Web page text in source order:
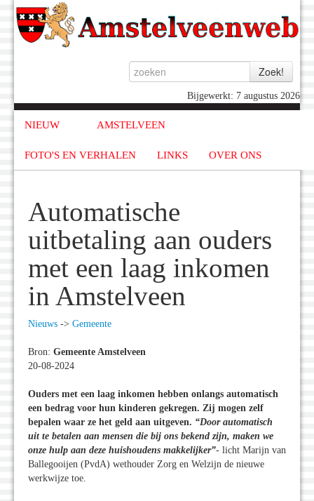
Bijgewerkt: 7 augustus 2026
NIEUW AMSTELVEEN
FOTO'S EN VERHALEN LINKS OVER ONS
Automatische
uitbetaling aan ouders
met een laag inkomen
in Amstelveen
Nieuws -> Gemeente
Bron: Gemeente Amstelveen
20-08-2024
Ouders met een laag inkomen hebben onlangs automatisch
een bedrag voor hun kinderen gekregen. Zij mogen zelf
bepalen waar ze het geld aan uitgeven. “Door automatisch
uit te betalen aan mensen die bij ons bekend zijn, maken we
onze hulp aan deze huishoudens makkelijker”- licht Marijn van
Ballegooijen (PvdA) wethouder Zorg en Welzijn de nieuwe
werkwijze toe.